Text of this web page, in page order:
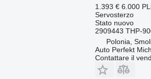
1.393 € 6.000
Servosterzo
Statonuovo
2909443 THP-
Polonia,
Auto Perfekt
Contattare il